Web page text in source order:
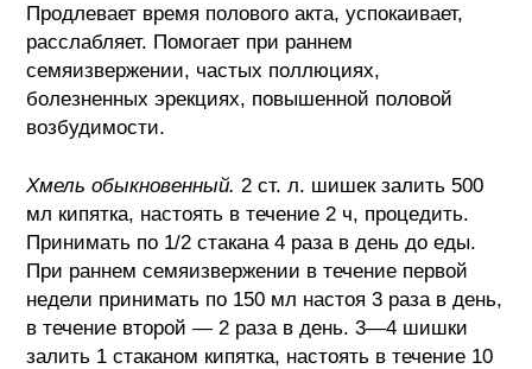
Продлевает время полового акта, успокаивает,
расслабляет. Помогает при раннем
семяизвержении, частых поллюциях,
болезненных эрекциях, повышенной половой
возбудимости.
Хмель обыкновенный. 2 ст. л. шишек залить 500
мл кипятка, настоять в течение 2 ч, процедить.
Принимать по 1/2 стакана 4 раза в день до еды.
При раннем семяизвержении в течение первой
недели принимать по 150 мл настоя 3 раза в день,
в течение второй — 2 раза в день. 3—4 шишки
залить 1 стаканом кипятка, настоять в течение 10